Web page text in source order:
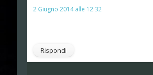
2 Giugno 2014 alle 12:32
Rispondi